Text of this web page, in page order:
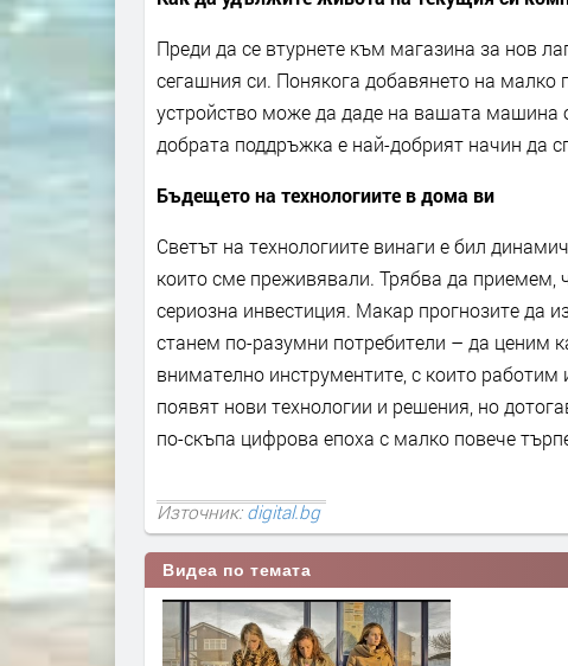
Преди да се втурнете към магазина за нов
сегашния си. Понякога добавянето на
устройство може да даде на вашата машина
добрата поддръжка е най-добрият начин да
Бъдещето на технологиите в дома ви
Светът на технологиите винаги е бил
които сме преживявали. Трябва да приемем,
сериозна инвестиция. Макар прогнозите да
станем по-разумни потребители – да ценим
внимателно инструментите, с които
появят нови технологии и решения, но
по-скъпа цифрова епоха с малко повече
Източник:digital.bg
Видеа по темата